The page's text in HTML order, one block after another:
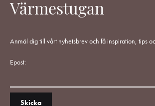
Värmestugan
Anmäl dig till vårt nyhetsbrev och få inspiration, tips
Epost: